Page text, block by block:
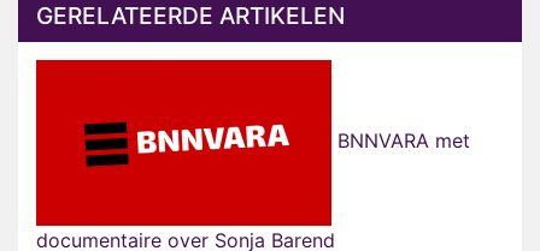
GERELATEERDE ARTIKELEN
BNNVARA met
documentaire over Sonja Barend